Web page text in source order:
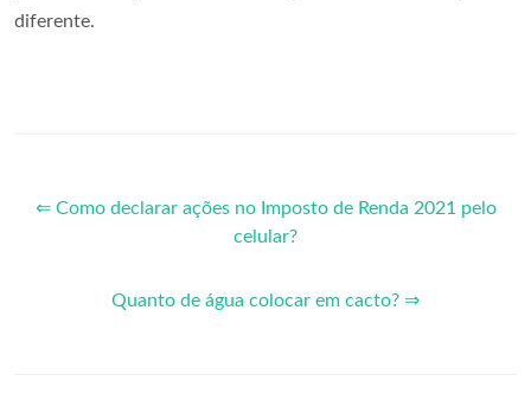
diferente.
⇐ Como declarar ações no Imposto de Renda 2021 pelo
celular?
Quanto de água colocar em cacto? ⇒